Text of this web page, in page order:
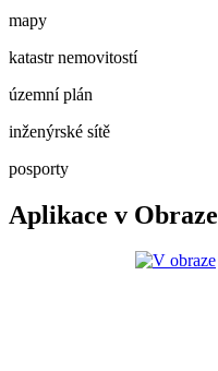
mapy
katastr nemovitostí
územní plán
inženýrské sítě
posporty
Aplikace v Obraze